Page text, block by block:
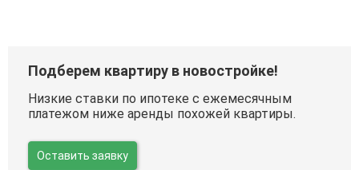
Подберем квартиру в новостройке!
Низкие ставки по ипотеке с ежемесячным
платежом ниже аренды похожей квартиры.
Оставить заявку